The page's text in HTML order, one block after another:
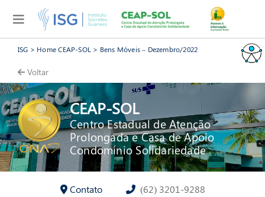
ISG > Home CEAP-SOL > Bens Móveis – Dezembro/2022
Voltar
CEAP-SOL
Centro Estadual de Atenção
Prolongada e Casa de Apoio
Condomínio Solidariedade
Contato (62) 3201-9288